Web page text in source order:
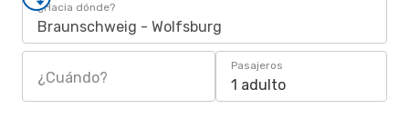
¿Hacia dónde?
Braunschweig - Wolfsburg
¿Cuándo?
Pasajeros
1 adulto